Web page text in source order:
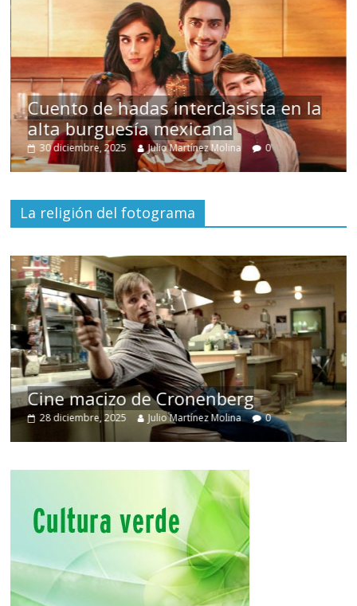
Cuento de hadas interclasista en la
alta burguesía mexicana
30 diciembre, 2025 Julio Martínez Molina 0
La religión del fotograma
Cine macizo de Cronenberg
28 diciembre, 2025 Julio Martínez Molina 0